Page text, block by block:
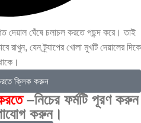
দেয়াল ঘেঁষে চলাচল করতে পছন্দ করে। তাই
রাখুন, যেন ট্র্যাপের খোলা মুখটি দেয়ালের দিকে
ক্লিক করুন
–নিচের ফর্মটি পূরণ করুন
করুন।